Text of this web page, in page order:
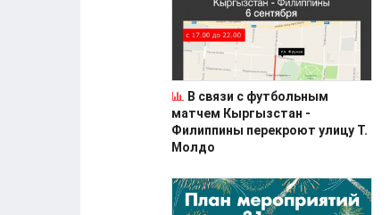
В связи с футбольным
матчем Кыргызстан -
Филиппины перекроют улицу Т.
Молдо